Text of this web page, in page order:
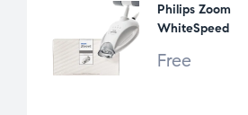
Philips Zoom
WhiteSpeed
Free